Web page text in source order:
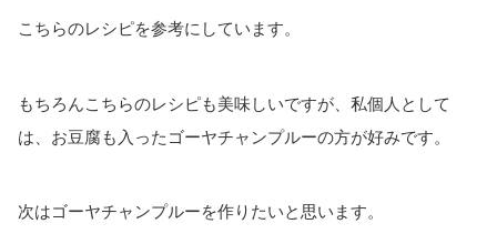
こちらのレシピを参考にしています。
もちろんこちらのレシピも美味しいですが、私個人として
は、お豆腐も入ったゴーヤチャンプルーの方が好みです。
次はゴーヤチャンプルーを作りたいと思います。